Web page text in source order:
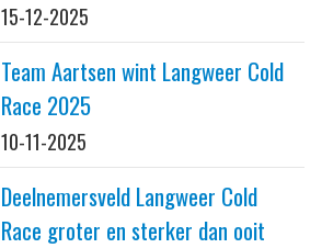
15-12-2025
Team Aartsen wint Langweer Cold
Race 2025
10-11-2025
Deelnemersveld Langweer Cold
Race groter en sterker dan ooit